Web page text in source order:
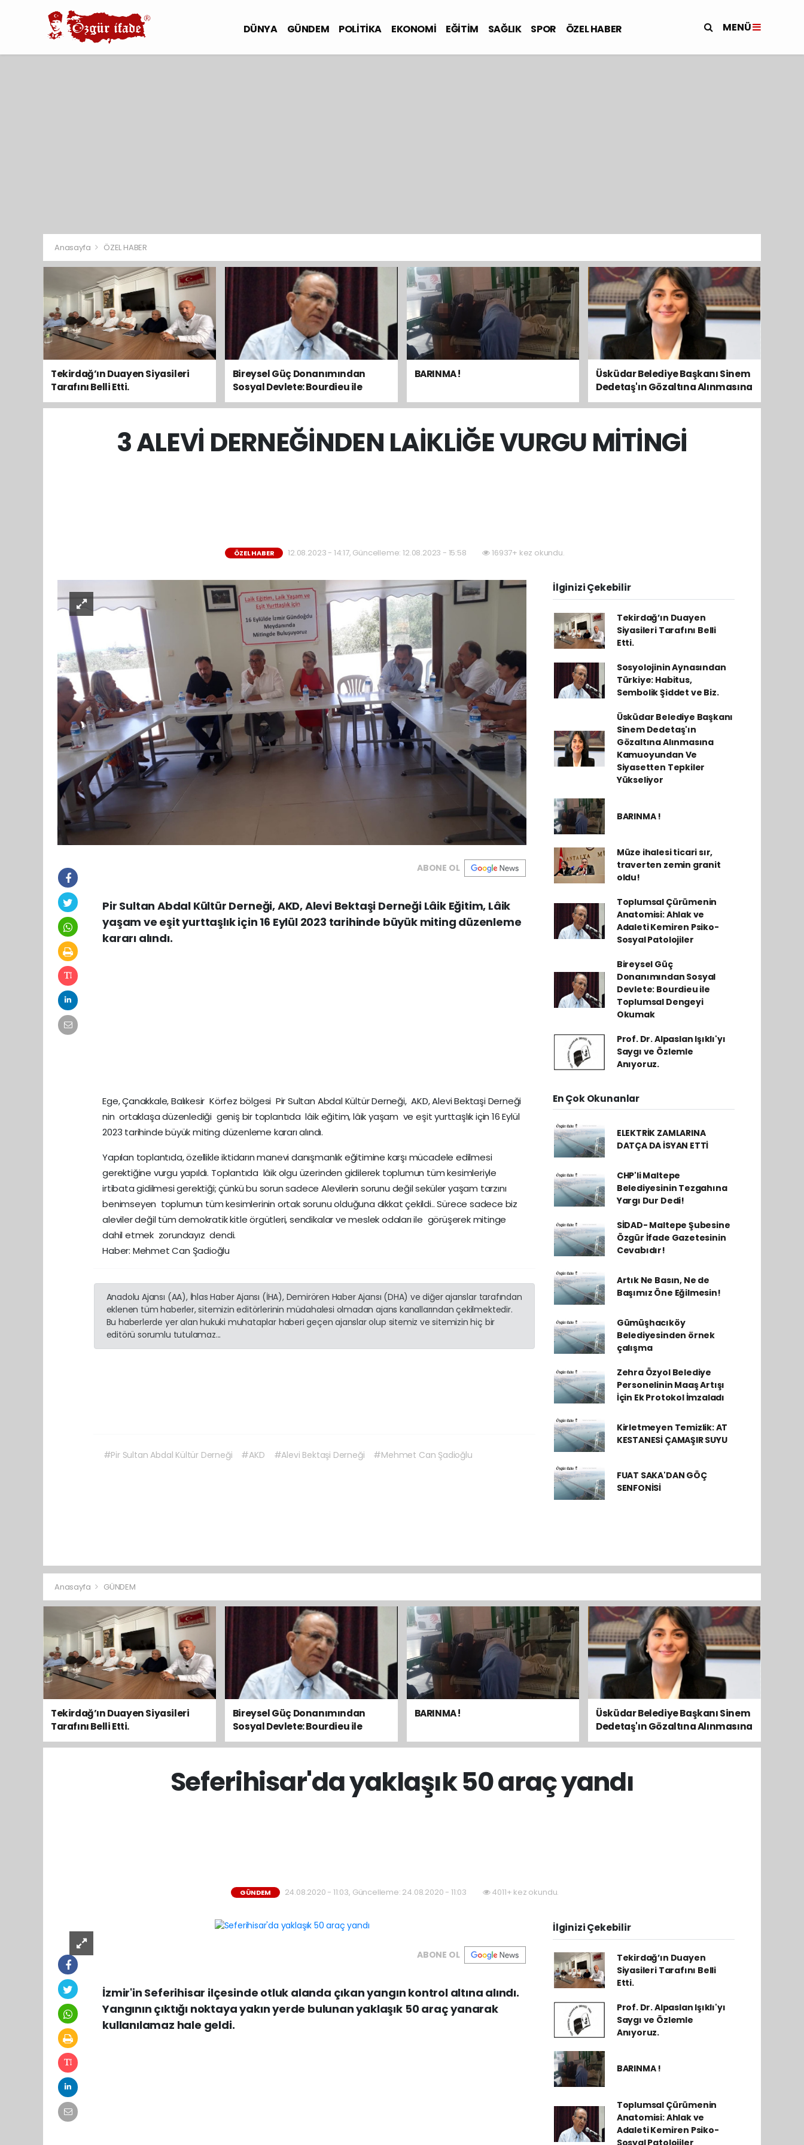
DÜNYA GÜNDEM POLİTİKA EKONOMİ EĞİTİM SAĞLIK SPOR ÖZEL HABER MENÜ
Anasayfa ÖZEL HABER
Tekirdağ’ın Duayen Siyasileri
Tarafını Belli Etti.
Bireysel Güç Donanımından
Sosyal Devlete: Bourdieu ile
Toplumsal Dengeyi Okumak
BARINMA !
Üsküdar Belediye Başkanı Sinem
Dedetaş'ın Gözaltına Alınmasına
Kamuoyundan Ve Siyasetten
3 ALEVİ DERNEĞİNDEN LAİKLİĞE VURGU MİTİNGİ
ÖZEL HABER 12.08.2023 - 14:17, Güncelleme: 12.08.2023 - 15:58 16937+ kez okundu.
ABONE OL
Pir Sultan Abdal Kültür Derneği, AKD, Alevi Bektaşi Derneği Lâik Eğitim, Lâik
yaşam ve eşit yurttaşlık için 16 Eylül 2023 tarihinde büyük miting düzenleme
kararı alındı.
Ege, Çanakkale, Balıkesir Körfez bölgesi Pir Sultan Abdal Kültür Derneği, AKD, Alevi Bektaşi Derneği
nin ortaklaşa düzenlediği geniş bir toplantıda lâik eğitim, lâik yaşam ve eşit yurttaşlık için 16 Eylül
2023 tarihinde büyük miting düzenleme kararı alındı.
Yapılan toplantıda, özellikle iktidarın manevi danışmanlık eğitimine karşı mücadele edilmesi
gerektiğine vurgu yapıldı. Toplantıda lâik olgu üzerinden gidilerek toplumun tüm kesimleriyle
irtibata gidilmesi gerektiği; çünkü bu sorun sadece Alevilerin sorunu değil seküler yaşam tarzını
benimseyen toplumun tüm kesimlerinin ortak sorunu olduğuna dikkat çekildi.. Sürece sadece biz
aleviler değil tüm demokratik kitle örgütleri, sendikalar ve meslek odaları ile görüşerek mitinge
dahil etmek zorundayız dendi.
Haber: Mehmet Can Şadioğlu
Anadolu Ajansı (AA), İhlas Haber Ajansı (İHA), Demirören Haber Ajansı (DHA) ve diğer ajanslar tarafından
eklenen tüm haberler, sitemizin editörlerinin müdahalesi olmadan ajans kanallarından çekilmektedir.
Bu haberlerde yer alan hukuki muhataplar haberi geçen ajanslar olup sitemiz ve sitemizin hiç bir
editörü sorumlu tutulamaz...
#Pir Sultan Abdal Kültür Derneği #AKD #Alevi Bektaşi Derneği #Mehmet Can Şadioğlu
İlginizi Çekebilir
Tekirdağ’ın Duayen
Siyasileri Tarafını Belli
Etti.
Sosyolojinin Aynasından
Türkiye: Habitus,
Sembolik Şiddet ve Biz.
Üsküdar Belediye Başkanı
Sinem Dedetaş'ın
Gözaltına Alınmasına
Kamuoyundan Ve
Siyasetten Tepkiler
Yükseliyor
BARINMA !
Müze ihalesi ticari sır,
traverten zemin granit
oldu!
Toplumsal Çürümenin
Anatomisi: Ahlak ve
Adaleti Kemiren Psiko-
Sosyal Patolojiler
Bireysel Güç
Donanımından Sosyal
Devlete: Bourdieu ile
Toplumsal Dengeyi
Okumak
Prof. Dr. Alpaslan Işıklı'yı
Saygı ve Özlemle
Anıyoruz.
En Çok Okunanlar
ELEKTRİK ZAMLARINA
DATÇA DA İSYAN ETTİ
CHP'li Maltepe
Belediyesinin Tezgahına
Yargı Dur Dedi!
SİDAD- Maltepe Şubesine
Özgür İfade Gazetesinin
Cevabıdır!
Artık Ne Basın, Ne de
Başımız Öne Eğilmesin!
Gümüşhacıköy
Belediyesinden örnek
çalışma
Zehra Özyol Belediye
Personelinin Maaş Artışı
İçin Ek Protokol İmzaladı
Kirletmeyen Temizlik: AT
KESTANESİ ÇAMAŞIR SUYU
FUAT SAKA'DAN GÖÇ
SENFONİSİ
Anasayfa GÜNDEM
Tekirdağ’ın Duayen Siyasileri
Tarafını Belli Etti.
Bireysel Güç Donanımından
Sosyal Devlete: Bourdieu ile
Toplumsal Dengeyi Okumak
BARINMA !
Üsküdar Belediye Başkanı Sinem
Dedetaş'ın Gözaltına Alınmasına
Kamuoyundan Ve Siyasetten
Seferihisar'da yaklaşık 50 araç yandı
GÜNDEM 24.08.2020 - 11:03, Güncelleme: 24.08.2020 - 11:03 4011+ kez okundu.
ABONE OL
İzmir'in Seferihisar ilçesinde otluk alanda çıkan yangın kontrol altına alındı.
Yangının çıktığı noktaya yakın yerde bulunan yaklaşık 50 araç yanarak
kullanılamaz hale geldi.
İlginizi Çekebilir
Tekirdağ’ın Duayen
Siyasileri Tarafını Belli
Etti.
Prof. Dr. Alpaslan Işıklı'yı
Saygı ve Özlemle
Anıyoruz.
BARINMA !
Toplumsal Çürümenin
Anatomisi: Ahlak ve
Adaleti Kemiren Psiko-
Sosyal Patolojiler